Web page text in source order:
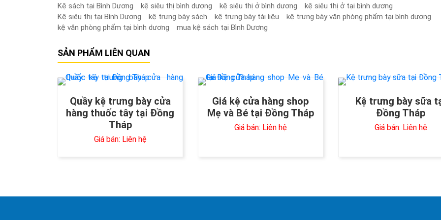
Kệ sách tại Bình Dương kệ siêu thị bình dương kệ siêu thị ở bình dương
kệ siêu thị ở tại bình dương
Kệ siêu thị tại Bình Dương
kệ trưng bày sách kệ trưng bày tài liệu
kệ trưng bày văn phòng phẩm tại bình dương
kệ văn phòng phẩm tại bình dương
mua kệ sách tại Bình Dương
SẢN PHẨM LIÊN QUAN
Quầy kệ trưng bày cửa
hàng thuốc tây tại Đồng
Tháp
Giá bán: Liên hệ
Giá kệ cửa hàng shop
Mẹ và Bé tại Đồng Tháp
Giá bán: Liên hệ
Kệ trưng bày sữa
Đồng Tháp
Giá bán: Liên hệ